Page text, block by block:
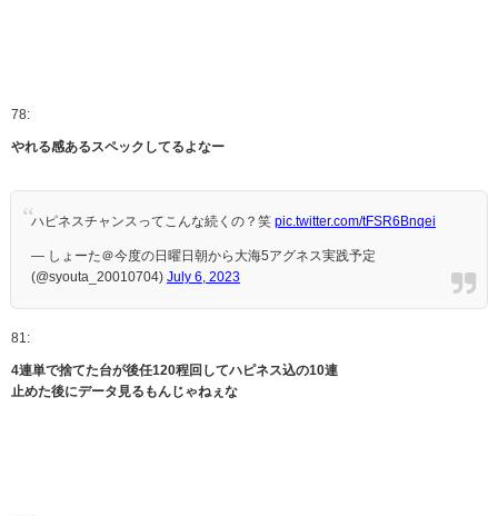
78:
やれる感あるスペックしてるよなー
ハピネスチャンスってこんな続くの？笑 pic.twitter.com/tFSR6Bnqei
— しょーた＠今度の日曜日朝から大海5アグネス実践予定
(@syouta_20010704) July 6, 2023
81:
4連単で捨てた台が後任120程回してハピネス込の10連
止めた後にデータ見るもんじゃねぇな